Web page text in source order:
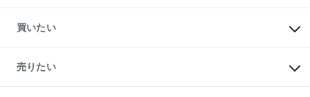
買いたい
新築・分譲マンションの購入
中古マンションの購入
一戸建ての購入
売りたい